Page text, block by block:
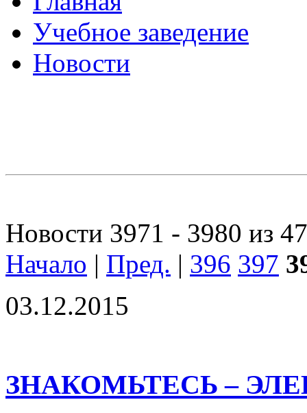
Учебное заведение
Новости
Новости 3971 - 3980 из
Начало | Пред. | 396 397
03.12.2015
ЗНАКОМЬТЕСЬ –